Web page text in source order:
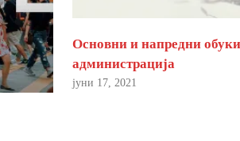
Основни и напредни
администрација
јуни 17, 2021